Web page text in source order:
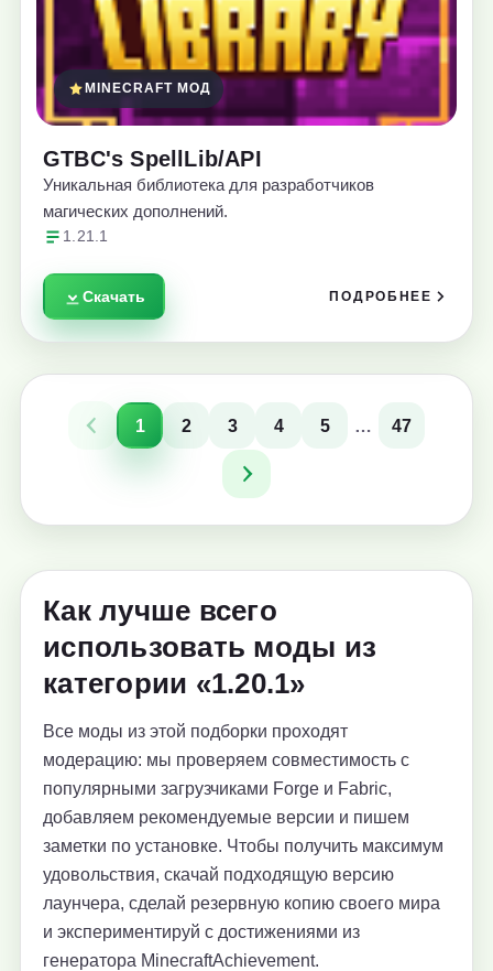
MINECRAFT МОД
GTBC's SpellLib/API
Уникальная библиотека для разработчиков
магических дополнений.
1.21.1
Скачать ПОДРОБНЕЕ
1 2 3 4 5 … 47
Как лучше всего
использовать моды из
категории «1.20.1»
Все моды из этой подборки проходят
модерацию: мы проверяем совместимость с
популярными загрузчиками Forge и Fabric,
добавляем рекомендуемые версии и пишем
заметки по установке. Чтобы получить максимум
удовольствия, скачай подходящую версию
лаунчера, сделай резервную копию своего мира
и экспериментируй с достижениями из
генератора MinecraftAchievement.